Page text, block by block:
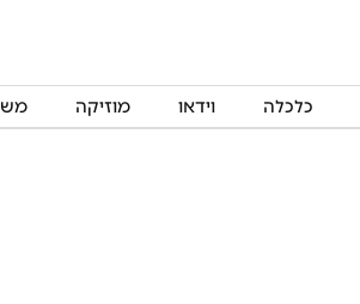
כלכלה וידאו מוזיקה